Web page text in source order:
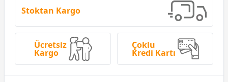
Stoktan Kargo
Ücretsiz
Kargo
Çoklu
Kredi Kartı